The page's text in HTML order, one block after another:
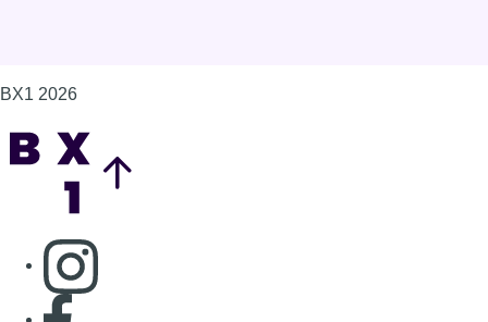
BX1 2026
Consulter page Instagram
Consulter page Facebook